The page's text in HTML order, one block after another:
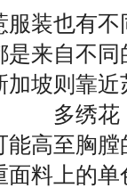
装也有
是来自不同
坡则靠
多绣花
能高至胸
面料上的单